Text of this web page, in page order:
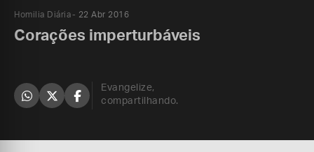
Homilia Diária 22 Abr 2016
Corações imperturbáveis
Evangelize,
compartilhando.